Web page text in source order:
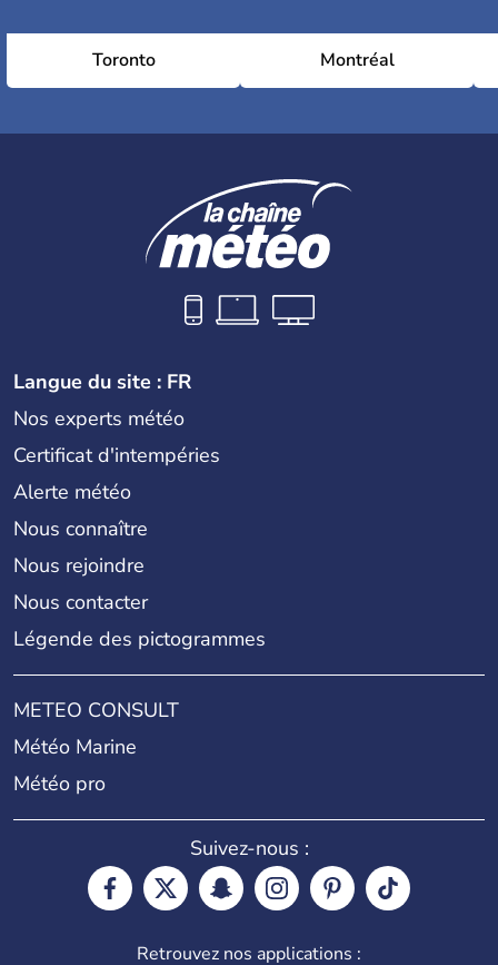
Toronto Montréal
Langue du site : FR
Nos experts météo
Certificat d'intempéries
Alerte météo
Nous connaître
Nous rejoindre
Nous contacter
Légende des pictogrammes
METEO CONSULT
Météo Marine
Météo pro
Suivez-nous :
Retrouvez nos applications :